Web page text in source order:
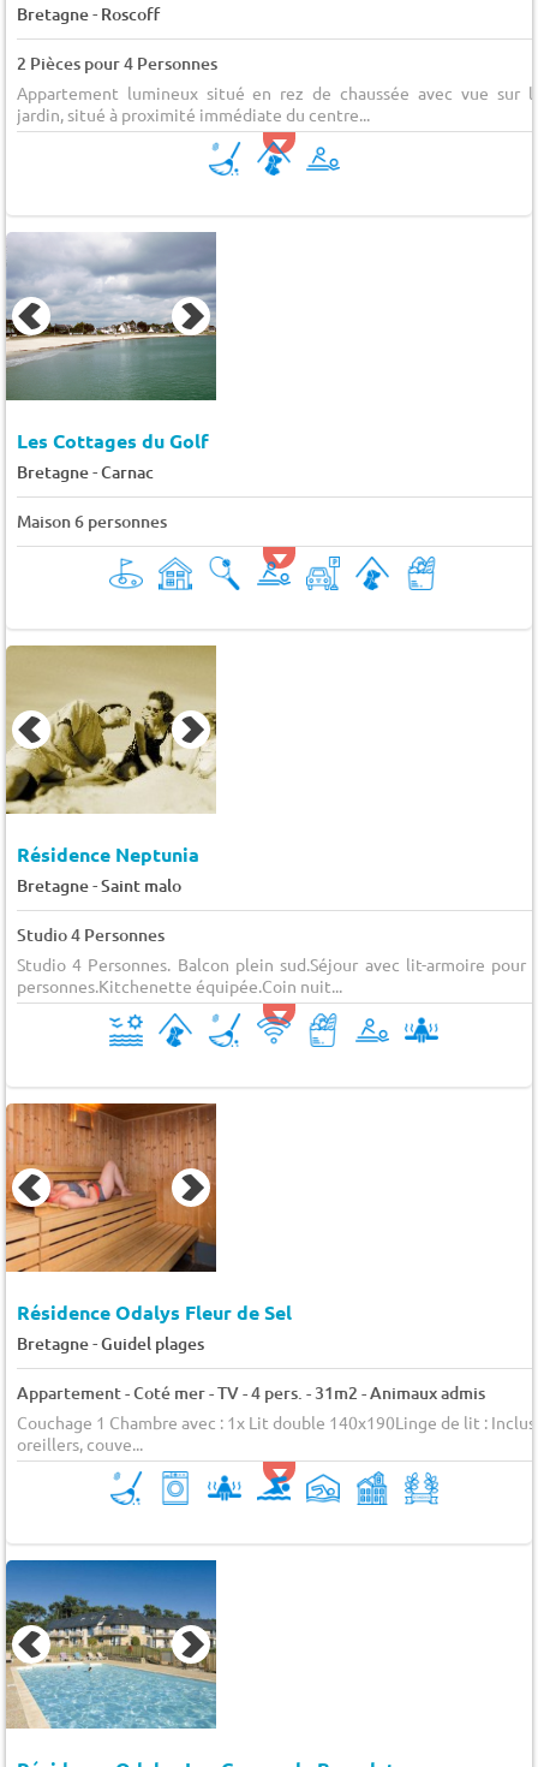
Bretagne- Roscoff
2 Pièces pour 4 Personnes
Appartement lumineux situé en rez de chaussée avec vue sur
jardin, situé à proximité immédiate du centre...
Les Cottages du Golf
Bretagne-Carnac
Maison 6 personnes
Résidence Neptunia
Bretagne-Saint malo
Studio 4 Personnes
Studio 4 Personnes. Balcon plein sud.Séjour avec lit-armoire pour
personnes.Kitchenette équipée.Coin nuit...
Résidence Odalys Fleur de Sel
Bretagne-Guidel plages
Appartement - Coté mer - TV - 4 pers. - 31m2 - Animaux admis
Couchage 1 Chambre avec : 1x Lit double 140x190Linge de lit : Inclus
oreillers, couve...